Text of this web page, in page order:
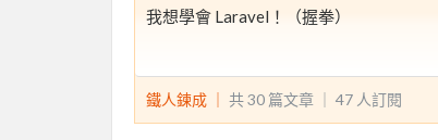
我想學會 Laravel！（握拳）
鐵人鍊成 ｜ 共 30 篇文章 ｜ 47 人訂閱